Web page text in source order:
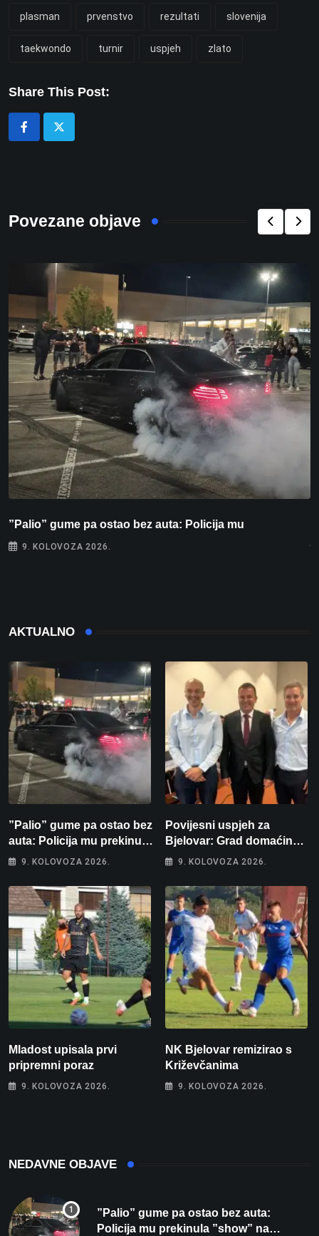
plasman prvenstvo rezultati slovenija
taekwondo turnir uspjeh zlato
Share This Post:
Povezane objave
”Palio” gume pa ostao bez auta: Policija mu
9. KOLOVOZA 2026.
AKTUALNO
”Palio” gume pa ostao bez
auta: Policija mu prekinula
”show” na parkingu u
9. KOLOVOZA 2026.
Povijesni uspjeh za
Bjelovar: Grad domaćin
Europskog juniorskog
9. KOLOVOZA 2026.
Mladost upisala prvi
pripremni poraz
9. KOLOVOZA 2026.
NK Bjelovar remizirao s
Križevčanima
9. KOLOVOZA 2026.
NEDAVNE OBJAVE
”Palio” gume pa ostao bez auta:
Policija mu prekinula ”show” na